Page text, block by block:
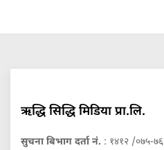
ऋद्धि सिद्धि मिडिया प्रा.लि.
सुचना बिभाग दर्ता नं. : १४१२ /०७५-७६